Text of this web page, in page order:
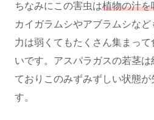
ちなみにこの害虫は植物の汁を
カイガラムシやアブラムシな
力は弱くてもたくさん集まっ
いです。アスパラガスの若茎
ておりこのみずみずしい状態が
す。